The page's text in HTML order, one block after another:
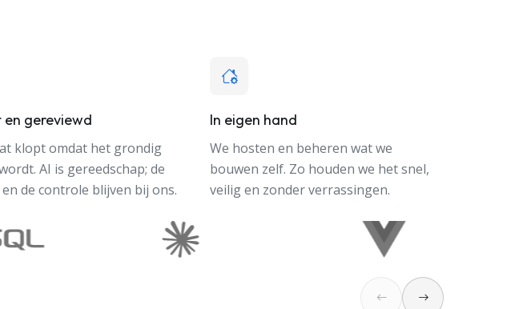
en gereviewd
klopt omdat het grondig
AI is gereedschap; de
de controle blijven bij ons.
In eigen hand
We hosten en beheren wat we
bouwen zelf. Zo houden we het snel,
veilig en zonder verrassingen.